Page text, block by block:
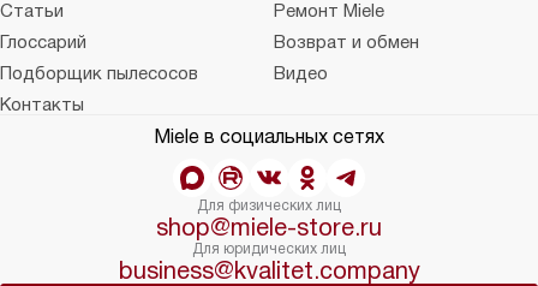
Статьи
Ремонт Miele
Глоссарий
Возврат и обмен
Подборщик пылесосов
Видео
Контакты
Miele в социальных сетях
Для физических лиц
shop@miele-store.ru
Для юридических лиц
business@kvalitet.company